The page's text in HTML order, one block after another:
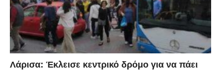
Λάρισα: Έκλεισε κεντρικό δρόμο για να πάει